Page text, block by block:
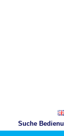
Suche